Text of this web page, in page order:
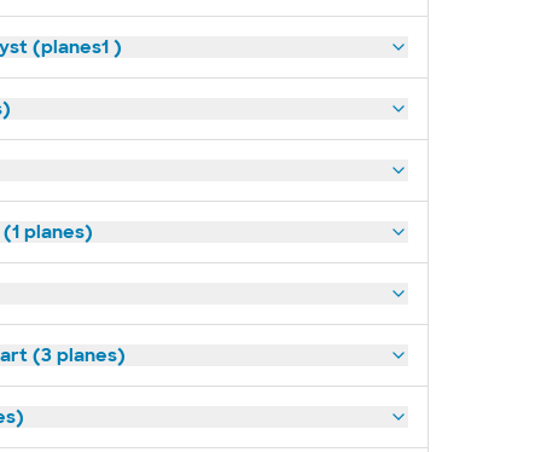
(planes1 )
planes)
(3 planes)